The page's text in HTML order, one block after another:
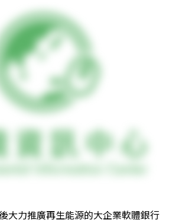
大力推廣再生能源的大企業軟體銀行